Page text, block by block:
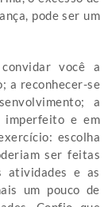
pode ser um
você a
a reconhecer-se
a
imperfeito e em
escolha
ser feitas
atividades e as
um pouco de